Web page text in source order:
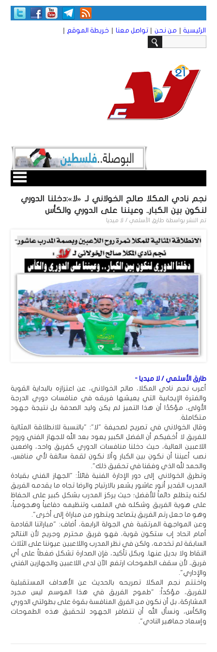
الرئيسية | من نحن | تواصل معنا | خريطة الموقع |
نجم نادي المكلا صالح الخولاني لـ «لا»:دخلنا الدوري
لنكون بين الكبار.. وعيننا على الدوري والكأس
تم النشر بواسطة طارق الأسلمي / لا ميديا
طارق الأسلمي / لا ميديا -
أعرب نجم نادي المكلا، صالح الخولاني، عن اعتزازه بالبداية القوية
والفترة الإيجابية التي يعيشها فريقه في منافسات دوري الدرجة
الأولى، مؤكدًا أن هذا التميز لم يكن وليد الصدفة بل نتيجة جهود
متكاملة.
وقال الخولاني في تصريح لصحيفة "لا": "بالنسبة للانطلاقة المثالية
للفريق لا أخفيكم أن الفضل الكبير يعود بعد الله للجهاز الفني وروح
اللاعبين العالية، حيث دخلنا منافسات الدوري كفريق واحد، واضعين
نصب أعيننا أن نكون بين الكبار وألا نكون لقمة سائغة لأي منافس،
والحمد لله الذي وفقنا في تحقيق ذلك".
وتطرق الخولاني إلى دور الإدارة الفنية قائلاً: "الجهاز الفني بقيادة
المدرب القدير أنور عاشور يشعر بالارتياح والرضا تجاه ما يقدمه الفريق
لكنه يتطلع دائماً للأفضل؛ حيث يركز المدرب بشكل كبير على الحفاظ
على هوية الفريق وشكله في الملعب وتنظيمه دفاعياً وهجومياً،
وهو ما جعل رتم الفريق يتصاعد ويتطور من مباراة إلى أخرى".
وعن المواجهة المرتقبة في الجولة الرابعة، أضاف: "مباراتنا القادمة
أمام اتحاد إب ستكون قوية، فهو فريق محترم وجريح لأن النتائج
السابقة لم تخدمه، ولكن في نظر المدرب واللاعبين عيوننا على الثلاث
النقاط ولا بديل عنها. وبكل تأكيد، فإن الصدارة تشكل ضغطاً على أي
فريق، لأن سقف الطموحات ارتفع الآن لدى اللاعبين والجهازين الفني
والإداري".
واختتم نجم المكلا تصريحه بالحديث عن الأهداف المستقبلية
للفريق، مؤكداً: "طموح الفريق في هذا الموسم ليس مجرد
المشاركة، بل أن نكون من الفرق المنافسة بقوة على بطولتي الدوري
والكأس، ونسأل الله أن تتضافر الجهود لتحقيق هذه الطموحات
وإسعاد جماهير النادي".